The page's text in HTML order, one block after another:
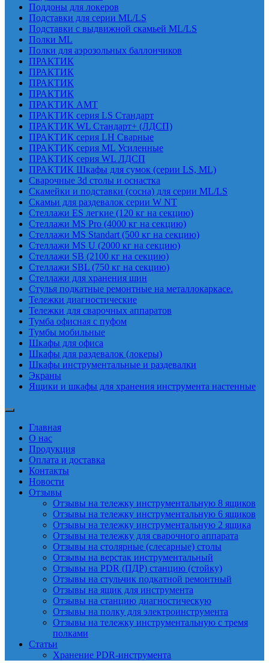
Поддоны для локеров
Подставки для серии ML/LS
Подставки с выдвижной скамьей ML/LS
Полки ML
Полки для аэрозольных баллончиков
ПРАКТИК
ПРАКТИК
ПРАКТИК
ПРАКТИК
ПРАКТИК AMT
ПРАКТИК cерия LS Стандарт
ПРАКТИК WL Стандарт+ (ЛДСП)
ПРАКТИК серия LH Сварные
ПРАКТИК серия ML Усиленные
ПРАКТИК серия WL ЛДСП
ПРАКТИК Шкафы для сумок (серии LS, ML)
Сварочные 3d столы и оснастка
Скамейки и подставки (сосна) для серии ML/LS
Скамьи для раздевалок серии W NT
Стеллажи ES легкие (120 кг на секцию)
Стеллажи MS Pro (4000 кг на секцию)
Стеллажи MS Standart (500 кг на секцию)
Стеллажи MS U (2000 кг на секцию)
Стеллажи SB (2100 кг на секцию)
Стеллажи SBL (750 кг на секцию)
Стеллажи для хранения шин
Стулья подкатные ремонтные на металлокаркасе.
Тележки диагностические
Тележки для сварочных аппаратов
Тумба офисная с пуфом
Тумбы мобильные
Шкафы для офиса
Шкафы для раздевалок (локеры)
Шкафы инструментальные и раздевалки
Экраны
Ящики и шкафы для хранения инструмента настенные
Главная
О нас
Продукция
Оплата и доставка
Контакты
Новости
Отзывы
Отзывы на тележку инструментальную 8 ящиков
Отзывы на тележку инструментальную 6 ящиков
Отзывы на тележку инструментальную 2 ящика
Отзывы на тележку для сварочного аппарата
Отзывы на столярные (слесарные) столы
Отзывы на верстак инструментальный
Отзывы на PDR (ПДР) станцию (стойку)
Отзывы на стульчик подкатной ремонтный
Отзывы на ящик для инструмента
Отзывы на станцию диагностическую
Отзывы на полку для электроинструмента
Отзывы на тележку инструментальную с тремя
полками
Статьи
Хранение PDR-инструмента